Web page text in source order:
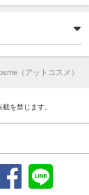
（アットコスメ）
を禁じます。